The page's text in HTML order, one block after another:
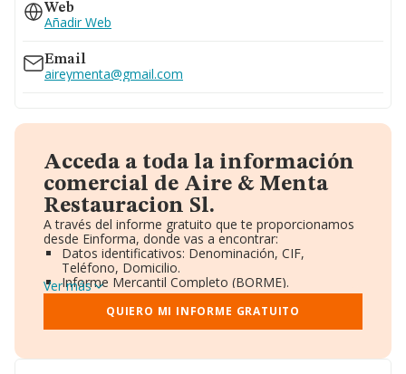
Web
Añadir Web
Email
aireymenta@gmail.com
Acceda a toda la información
comercial de Aire & Menta
Restauracion Sl.
A través del informe gratuito que te proporcionamos
desde Einforma, donde vas a encontrar:
Datos identificativos: Denominación, CIF,
Teléfono, Domicilio.
Informe Mercantil Completo (BORME).
Gráficos de Evolución Ventas y Empleados.
Consejo de Administración y Administradores.
Directivos y Ejecutivos.
Ver más
QUIERO MI INFORME GRATUITO